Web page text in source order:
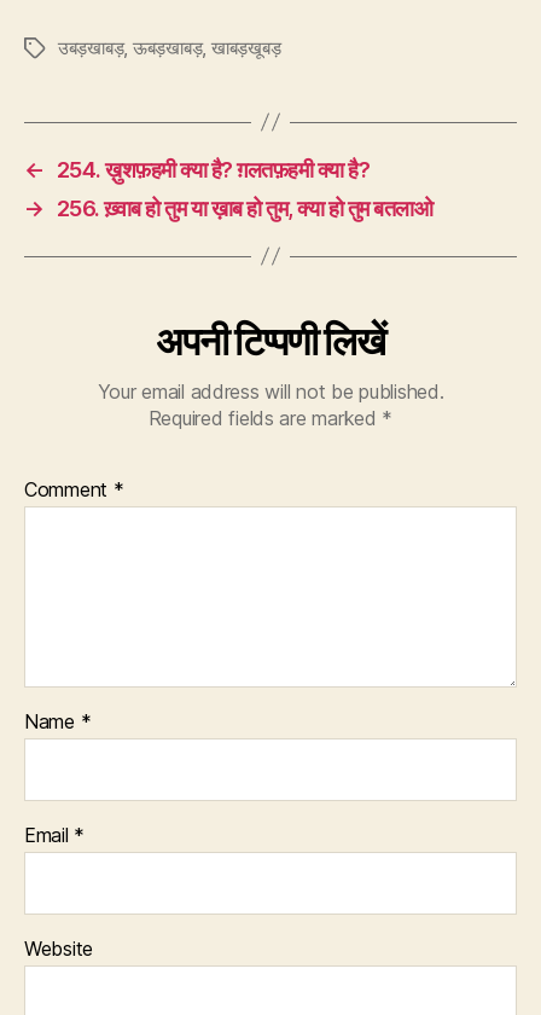
Tagsउबड़खाबड़, ऊबड़खाबड़, खाबड़खूबड़
←
254. ख़ुशफ़हमी क्या है? ग़लतफ़हमी क्या है?
→
256. ख़्वाब हो तुम या ख़ाब हो तुम, क्या हो तुम बतलाओ
अपनी टिप्पणी लिखें
Your email address will not be published.
Required fields are marked *
Comment *
Name *
Email *
Website